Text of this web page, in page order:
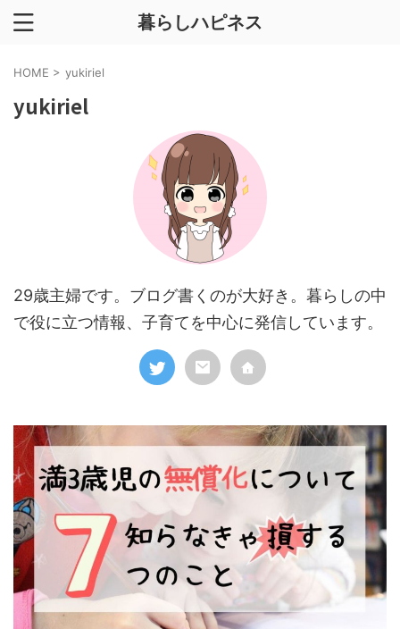
暮らしハピネス
HOME > yukiriel
yukiriel
29歳主婦です。ブログ書くのが大好き。暮らしの中
で役に立つ情報、子育てを中心に発信しています。